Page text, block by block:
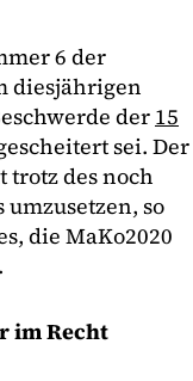
6 der
diesjährigen
der 15
sei. Der
trotz des noch
so
die MaKo2020
im Recht